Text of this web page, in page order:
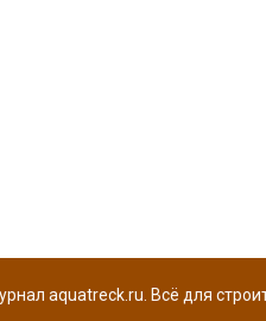
aquatreck.ru. Всё для